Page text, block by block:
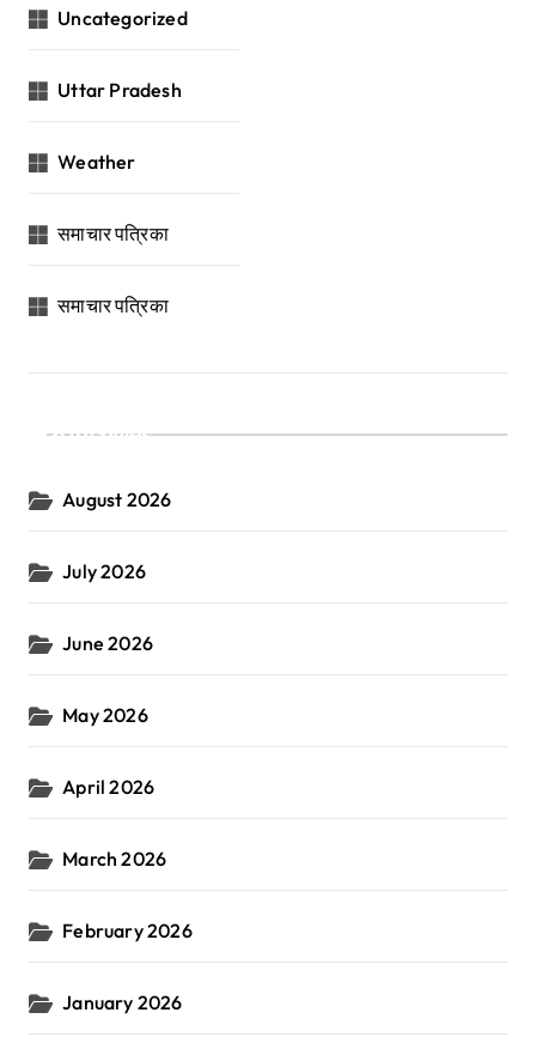
Uncategorized
Uttar Pradesh
Weather
समाचार पत्रिका
समाचार पत्रिका
Archives
August 2026
July 2026
June 2026
May 2026
April 2026
March 2026
February 2026
January 2026